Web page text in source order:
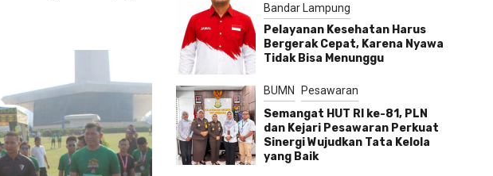
Bandar Lampung
Pelayanan Kesehatan Harus
Bergerak Cepat, Karena Nyawa
Tidak Bisa Menunggu
BUMN Pesawaran
Semangat HUT RI ke-81, PLN
dan Kejari Pesawaran Perkuat
Sinergi Wujudkan Tata Kelola
yang Baik